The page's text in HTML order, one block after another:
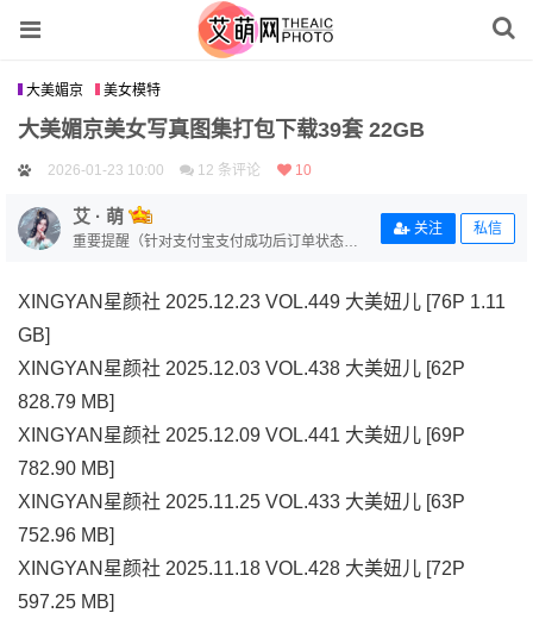
大美媚京 美女模特
大美媚京美女写真图集打包下载39套 22GB
2026-01-23 10:00 12 条评论 10
艾 · 萌
重要提醒（针对支付宝支付成功后订单状态没
关注 私信
XINGYAN星颜社 2025.12.23 VOL.449 大美妞儿 [76P 1.11
GB]
XINGYAN星颜社 2025.12.03 VOL.438 大美妞儿 [62P
828.79 MB]
XINGYAN星颜社 2025.12.09 VOL.441 大美妞儿 [69P
782.90 MB]
XINGYAN星颜社 2025.11.25 VOL.433 大美妞儿 [63P
752.96 MB]
XINGYAN星颜社 2025.11.18 VOL.428 大美妞儿 [72P
597.25 MB]